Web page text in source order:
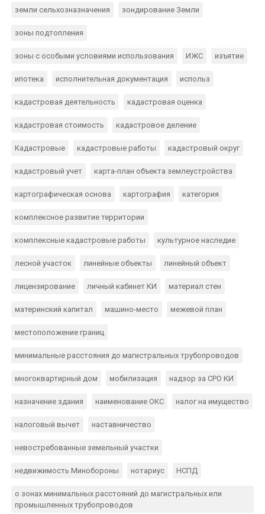
земли сельхозназначения зондирование Земли
зоны подтопления
зоны с особыми условиями использования ИЖС изъятие
ипотека исполнительная документация использ
кадастровая деятельность кадастровая оценка
кадастровая стоимость кадастровое деление
Кадастровые кадастровые работы кадастровый округ
кадастровый учет карта-план объекта землеустройства
картографическая основа картография категория
комплексное развитие территории
комплексные кадастровые работы культурное наследие
лесной участок линейные объекты линейный объект
лицензирование личный кабинет КИ материал стен
материнский капитал машино-место межевой план
местоположение границ
минимальные расстояния до магистральных трубопроводов
многоквартирный дом мобилизация надзор за СРО КИ
назначение здания наименование ОКС налог на имущество
налоговый вычет наставничество
невостребованные земельный участки
недвижимость Минобороны нотариус НСПД
о зонах минимальных расстояний до магистральных или
промышленных трубопроводов